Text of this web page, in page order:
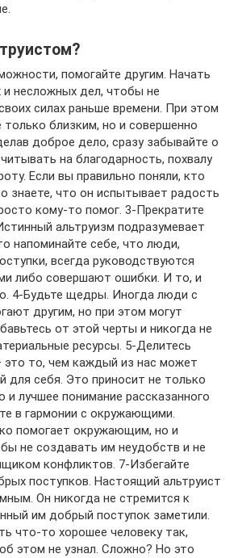
помогайте другим. Начать
и несложных дел, чтобы не
силах раньше времени. При этом
близким, но и совершенно
доброе дело, сразу забывайте о
на благодарность, похвалу
Если вы правильно поняли, кто
знаете, что он испытывает радость
кому-то помог. 3-Прекратите
альтруизм подразумевает
напоминайте себе, что люди,
всегда руководствуются
либо совершают ошибки. И то, и
4-Будьте щедры. Иногда люди с
другим, но при этом могут
от этой черты и никогда не
ресурсы. 5-Делитесь
это то, чем каждый из нас может
для себя. Это приносит не только
и лучшее понимание рассказанного
в гармонии с окружающими.
помогает окружающим, но и
не создавать им неудобств и не
конфликтов. 7-Избегайте
поступков. Настоящий альтруист
Он никогда не стремится к
им добрый поступок заметили.
что-то хорошее человеку так,
этом не узнал. Сложно? Но это